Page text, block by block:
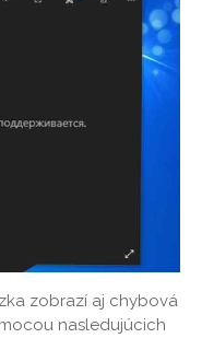
zobrazí aj chybová
nasledujúcich